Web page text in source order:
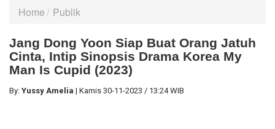
Home Publik
Jang Dong Yoon Siap Buat Orang Jatuh
Cinta, Intip Sinopsis Drama Korea My
Man Is Cupid (2023)
By: Yussy Amelia | Kamis 30-11-2023 / 13:24 WIB